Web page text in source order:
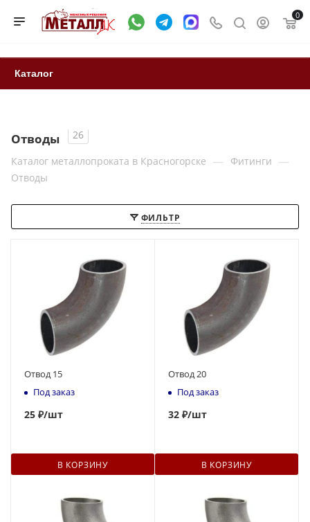
0
Каталог
Отводы
26
Каталог металлопроката в Красногорске — Фитинги —
Отводы
ФИЛЬТР
Отвод 15
Под заказ
25 ₽/шт
В КОРЗИНУ
Отвод 20
Под заказ
32 ₽/шт
В КОРЗИНУ